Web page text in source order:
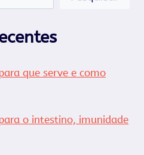
que serve e como
o intestino, imunidade